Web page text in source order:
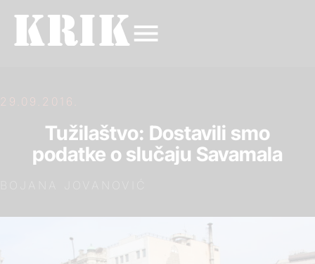
29.09.2016.
Tužilaštvo: Dostavili smo
podatke o slučaju Savamala